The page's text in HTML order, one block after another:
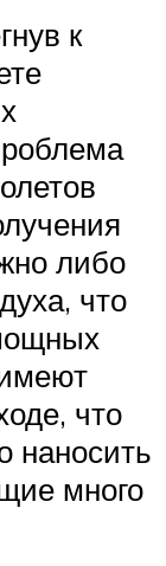
к
либо
что
что
наносить
много